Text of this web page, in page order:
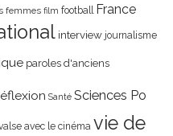
femmes film football France
interview journalisme
paroles d'anciens
Santé Sciences Po
avec le cinéma vie de